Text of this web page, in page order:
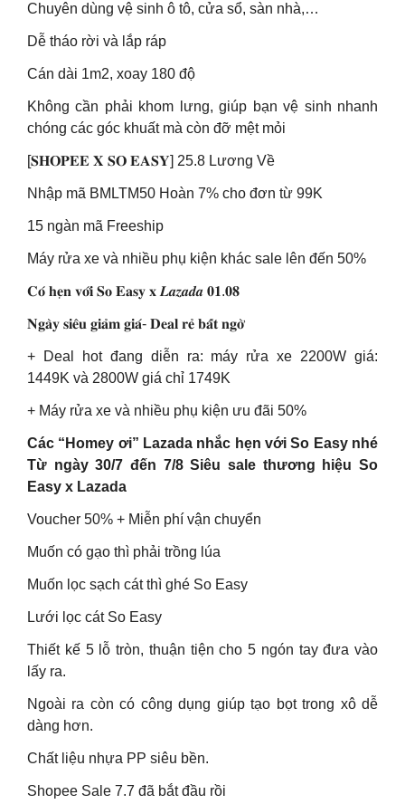
Chuyên dùng vệ sinh ô tô, cửa sổ, sàn nhà,…
Dễ tháo rời và lắp ráp
Cán dài 1m2, xoay 180 độ
Không cần phải khom lưng, giúp bạn vệ sinh nhanh
chóng các góc khuất mà còn đỡ mệt mỏi
[𝐒𝐇𝐎𝐏𝐄𝐄 𝐗 𝐒𝐎 𝐄𝐀𝐒𝐘] 25.8 Lương Về
Nhập mã BMLTM50 Hoàn 7% cho đơn từ 99K
15 ngàn mã Freeship
Máy rửa xe và nhiều phụ kiện khác sale lên đến 50%
𝐂𝐨́ 𝐡𝐞̣𝐧 𝐯𝐨̛́𝐢 𝐒𝐨 𝐄𝐚𝐬𝐲 𝐱 𝑳𝒂𝒛𝒂𝒅𝒂 𝟎𝟏.𝟎𝟖
𝐍𝐠𝐚̀𝐲 𝐬𝐢𝐞̂𝐮 𝐠𝐢𝐚̉𝐦 𝐠𝐢𝐚́- 𝐃𝐞𝐚𝐥 𝐫𝐞̉ 𝐛𝐚̂́𝐭 𝐧𝐠𝐨̛̀
+ Deal hot đang diễn ra: máy rửa xe 2200W giá:
1449K và 2800W giá chỉ 1749K
+ Máy rửa xe và nhiều phụ kiện ưu đãi 50%
Các “Homey ơi” Lazada nhắc hẹn với So Easy nhé
Từ ngày 30/7 đến 7/8 Siêu sale thương hiệu So
Easy x Lazada
Voucher 50% + Miễn phí vận chuyển
Muốn có gạo thì phải trồng lúa
Muốn lọc sạch cát thì ghé So Easy
Lưới lọc cát So Easy
Thiết kế 5 lỗ tròn, thuận tiện cho 5 ngón tay đưa vào
lấy ra.
Ngoài ra còn có công dụng giúp tạo bọt trong xô dễ
dàng hơn.
Chất liệu nhựa PP siêu bền.
Shopee Sale 7.7 đã bắt đầu rồi